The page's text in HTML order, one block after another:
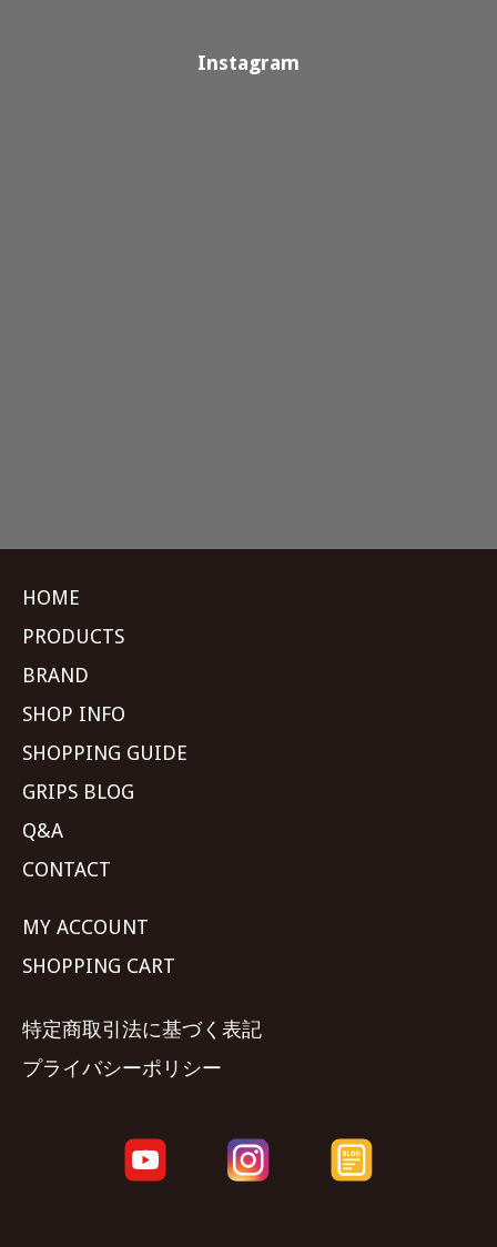
Instagram
HOME
PRODUCTS
BRAND
SHOP INFO
SHOPPING GUIDE
GRIPS BLOG
Q&A
CONTACT
MY ACCOUNT
SHOPPING CART
特定商取引法に基づく表記
プライバシーポリシー